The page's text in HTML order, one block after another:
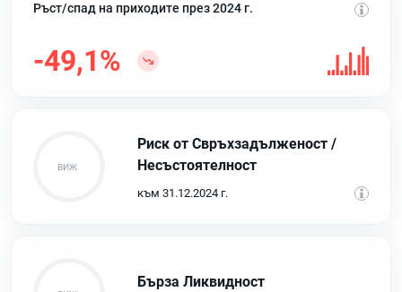
Ръст/спад на приходите през 2024 г.
-49,1%
Риск от Свръхзадълженост /
Несъстоятелност
към 31.12.2024 г.
Бърза Ликвидност